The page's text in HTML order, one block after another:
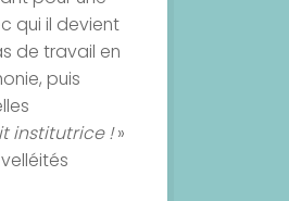
qui il devient
de travail en
puis
institutrice !»